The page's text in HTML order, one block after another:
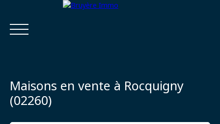
Maisons en vente à Rocquigny
(02260)